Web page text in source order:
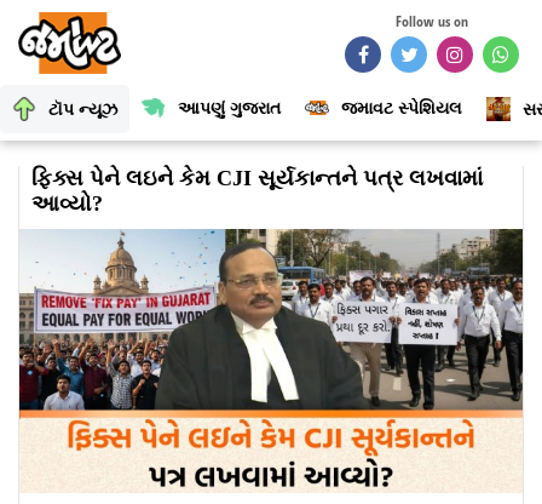
Follow us on
ટૉપ ન્યૂઝ આપણું ગુજરાત જમાવટ સ્પેશિયલ
ફિક્સ પેને લઇને કેમ CJI સૂર્યકાન્તને પત્ર લખવામાં
આવ્યો?